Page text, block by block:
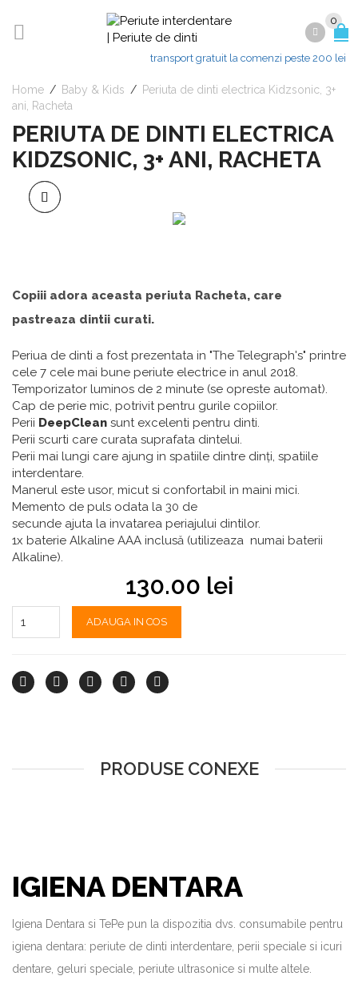
0
transport gratuit la comenzi peste 200 lei
Home / Baby & Kids / Periuta de dinti electrica Kidzsonic, 3+
ani, Racheta
PERIUTA DE DINTI ELECTRICA
KIDZSONIC, 3+ ANI, RACHETA
Copiii adora aceasta periuta Racheta, care
pastreaza dintii curati.
Periua de dinti a fost prezentata in "The Telegraph's" printre
cele 7 cele mai bune periute electrice in anul 2018.
Temporizator luminos de 2 minute (se opreste automat).
Cap de perie mic, potrivit pentru gurile copiilor.
Perii DeepClean sunt excelenti pentru dinti.
Perii scurti care curata suprafata dintelui.
Perii mai lungi care ajung in spatiile dintre dinți, spatiile
interdentare.
Manerul este usor, micut si confortabil in maini mici.
Memento de puls odata la 30 de
secunde ajuta la invatarea periajului dintilor.
1x baterie Alkaline AAA inclusă (utilizeaza numai baterii
Alkaline).
130.00 lei
ADAUGA IN COS
PRODUSE CONEXE
IGIENA DENTARA
Igiena Dentara si TePe pun la dispozitia dvs. consumabile pentru
igiena dentara: periute de dinti interdentare, perii speciale si icuri
dentare, geluri speciale, periute ultrasonice si multe altele.